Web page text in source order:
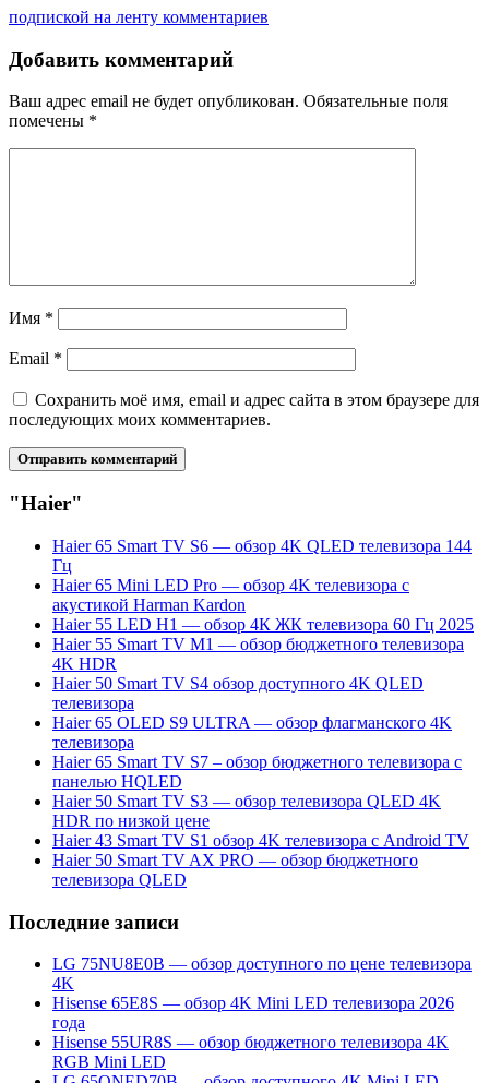
подпиской на ленту комментариев
Добавить комментарий
Ваш адрес email не будет опубликован. Обязательные поля
помечены *
Имя *
Email *
Сохранить моё имя, email и адрес сайта в этом браузере для
последующих моих комментариев.
"Haier"
Haier 65 Smart TV S6 — обзор 4K QLED телевизора 144
Гц
Haier 65 Mini LED Pro — обзор 4K телевизора с
акустикой Harman Kardon
Haier 55 LED H1 — обзор 4К ЖК телевизора 60 Гц 2025
Haier 55 Smart TV M1 — обзор бюджетного телевизора
4K HDR
Haier 50 Smart TV S4 обзор доступного 4K QLED
телевизора
Haier 65 OLED S9 ULTRA — обзор флагманского 4K
телевизора
Haier 65 Smart TV S7 – обзор бюджетного телевизора с
панелью HQLED
Haier 50 Smart TV S3 — обзор телевизора QLED 4K
HDR по низкой цене
Haier 43 Smart TV S1 обзор 4K телевизора с Android TV
Haier 50 Smart TV AX PRO — обзор бюджетного
телевизора QLED
Последние записи
LG 75NU8E0B — обзор доступного по цене телевизора
4K
Hisense 65E8S — обзор 4K Mini LED телевизора 2026
года
Hisense 55UR8S — обзор бюджетного телевизора 4K
RGB Mini LED